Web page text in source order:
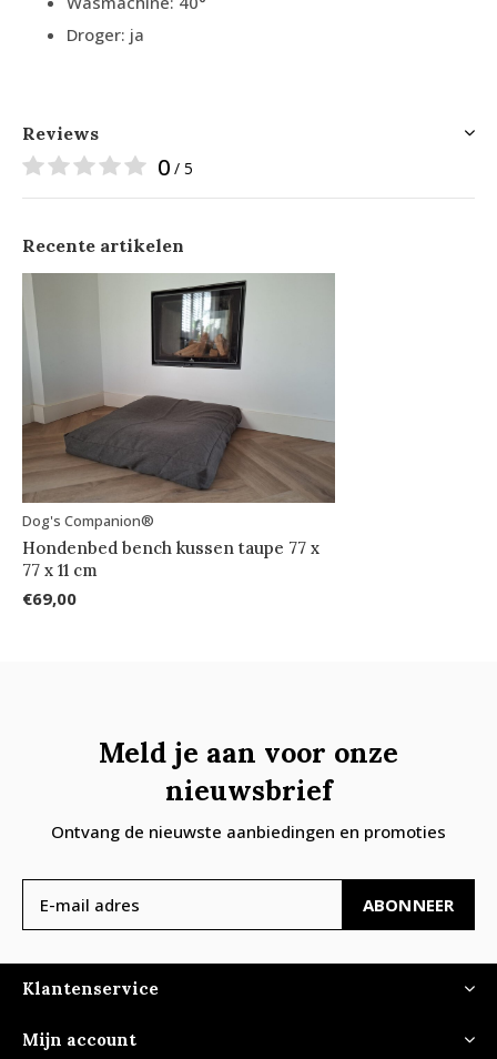
Droger: ja
Reviews
0 / 5
Recente artikelen
Dog's Companion®
Hondenbed bench kussen taupe 77 x
77 x 11 cm
€69,00
Meld je aan voor onze
nieuwsbrief
Ontvang de nieuwste aanbiedingen en promoties
ABONNEER
Klantenservice
Mijn account